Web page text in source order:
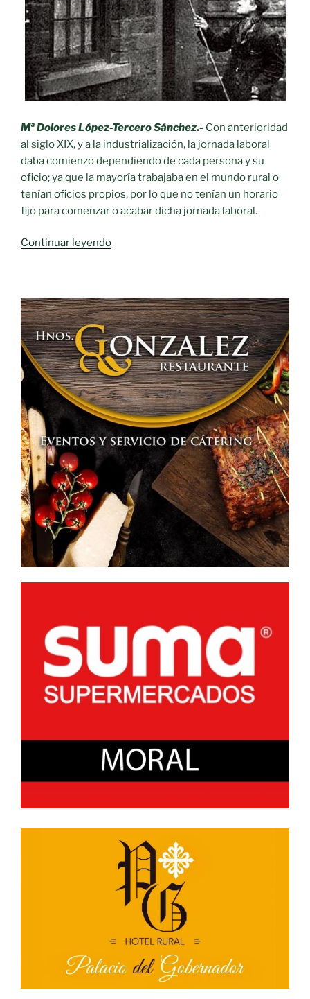
Mª Dolores López-Tercero Sánchez.- Con anterioridad
al siglo XIX, y a la industrialización, la jornada laboral
daba comienzo dependiendo de cada persona y su
oficio; ya que la mayoría trabajaba en el mundo rural o
tenían oficios propios, por lo que no tenían un horario
fijo para comenzar o acabar dicha jornada laboral.
Continuar leyendo«Oficios
humano»